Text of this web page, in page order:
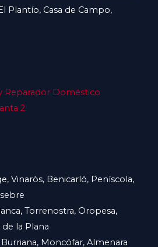
Plantío, Casa de Campo,
Reparador Doméstico
2.
Vinaròs, Benicarló, Peníscola,
Torrenostra, Oropesa,
la Plana
Burriana, Moncófar, Almenara